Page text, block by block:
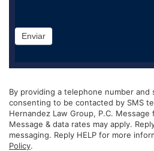
Enviar
By providing a telephone number
consenting to be contacted by SMS
Hernandez Law Group, P.C. Message
Message & data rates may apply.
messaging. Reply HELP for more
Policy.